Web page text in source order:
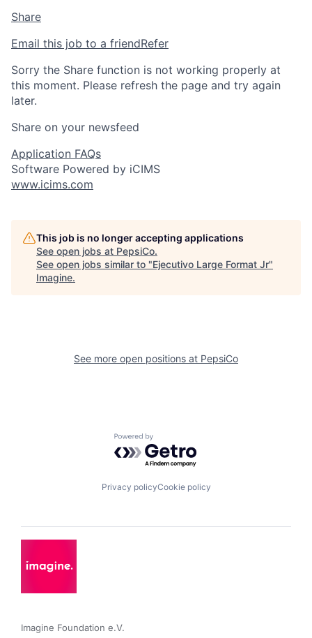
Share
Email this job to a friendRefer
Sorry the Share function is not working properly at
this moment. Please refresh the page and try again
later.
Share on your newsfeed
Application FAQs
Software Powered by iCIMS
www.icims.com
This job is no longer accepting applications
See open jobs at PepsiCo.
See open jobs similar to "Ejecutivo Large Format Jr"
Imagine.
See more open positions at PepsiCo
Powered by Getro.com
Privacy policyCookie policy
Imagine Foundation e.V.